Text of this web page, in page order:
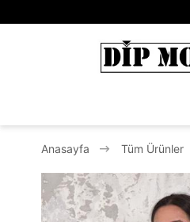
Anasayfa Tüm Ürünler